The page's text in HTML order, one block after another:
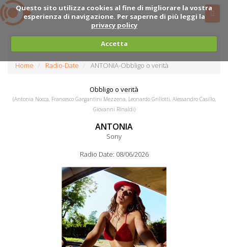
Questo sito utilizza cookies al fine di migliorare la vostra
esperienza di navigazione. Per saperne di più leggi la
privacy policy
Accetta
Home Radio-Date ANTONIA-Obbligo o verità
Obbligo o verità
(Antonia Nocca, Francesco Gargantini Mezzena, Leonardo Grillotti, Alessandro Casillo,
Giovanni Rinaldi)
ANTONIA
Sony
Radio Date: 08/06/2026